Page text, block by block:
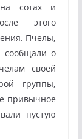
сотах и
этого
Пчелы,
сообщали о
своей
группы,
привычное
пустую